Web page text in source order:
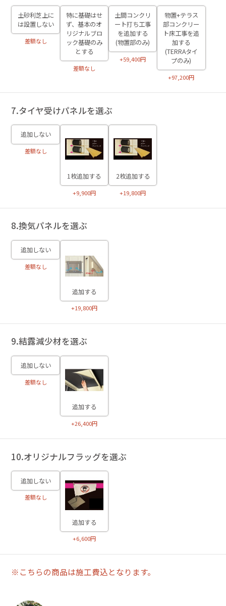
土砂利芝上に
は設置しない
差額なし
特に基礎はせ
ず、基本のオ
リジナルブロ
ック基礎のみ
とする
差額なし
土間コンクリ
ート打ち工事
を追加する
(物置部のみ)
+59,400円
物置+テラス
部コンクリー
ト床工事を追
加する
(TERRAタイ
プのみ)
+97,200円
7.タイヤ受けパネルを選ぶ
追加しない
差額なし
1枚追加する
+9,900円
2枚追加する
+19,800円
8.換気パネルを選ぶ
追加しない
差額なし
追加する
+19,800円
9.結露減少材を選ぶ
追加しない
差額なし
追加する
+26,400円
10.オリジナルフラッグを選ぶ
追加しない
差額なし
追加する
+6,600円
※こちらの商品は施工費込となります。